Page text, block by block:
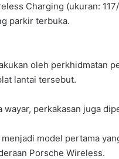
Charging (ukuran:
parkir terbuka.
oleh perkhidmatan
lantai tersebut.
wayar, perkakasan juga
model pertama
Porsche Wireless.